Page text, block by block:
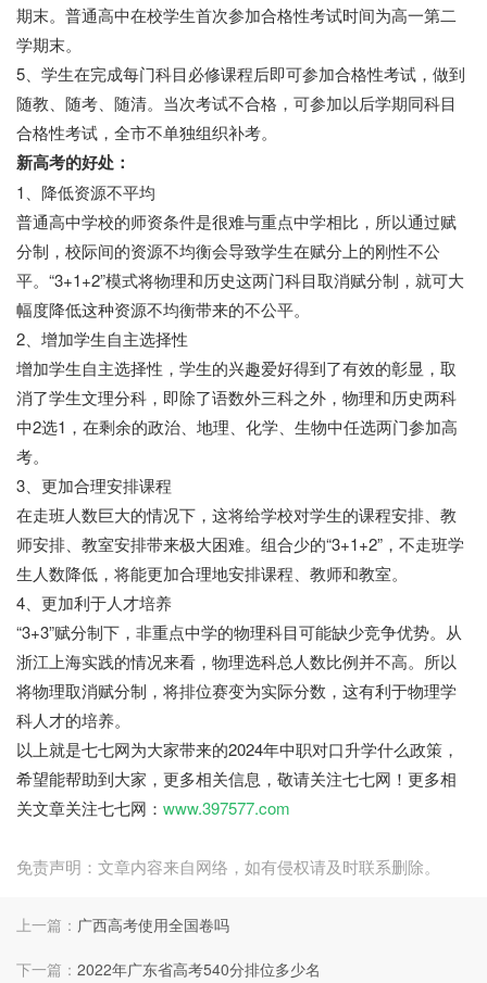
期末。普通高中在校学生首次参加合格性考试时间为高一第二
学期末。
5、学生在完成每门科目必修课程后即可参加合格性考试，做到
随教、随考、随清。当次考试不合格，可参加以后学期同科目
合格性考试，全市不单独组织补考。
新高考的好处：
1、降低资源不平均
普通高中学校的师资条件是很难与重点中学相比，所以通过赋
分制，校际间的资源不均衡会导致学生在赋分上的刚性不公
平。“3+1+2”模式将物理和历史这两门科目取消赋分制，就可大
幅度降低这种资源不均衡带来的不公平。
2、增加学生自主选择性
增加学生自主选择性，学生的兴趣爱好得到了有效的彰显，取
消了学生文理分科，即除了语数外三科之外，物理和历史两科
中2选1，在剩余的政治、地理、化学、生物中任选两门参加高
考。
3、更加合理安排课程
在走班人数巨大的情况下，这将给学校对学生的课程安排、教
师安排、教室安排带来极大困难。组合少的“3+1+2”，不走班学
生人数降低，将能更加合理地安排课程、教师和教室。
4、更加利于人才培养
“3+3”赋分制下，非重点中学的物理科目可能缺少竞争优势。从
浙江上海实践的情况来看，物理选科总人数比例并不高。所以
将物理取消赋分制，将排位赛变为实际分数，这有利于物理学
科人才的培养。
以上就是七七网为大家带来的2024年中职对口升学什么政策，
希望能帮助到大家，更多相关信息，敬请关注七七网！更多相
关文章关注七七网： www.397577.com
免责声明：文章内容来自网络，如有侵权请及时联系删除。
上一篇： 广西高考使用全国卷吗
下一篇： 2022年广东省高考540分排位多少名